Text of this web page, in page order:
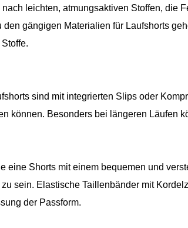
leichten, atmungsaktiven Stoffen, die
den gängigen Materialien für Laufshorts
sind mit integrierten Slips oder
können. Besonders bei längeren Läufen
eine Shorts mit einem bequemen und
sein. Elastische Taillenbänder mit
der Passform.